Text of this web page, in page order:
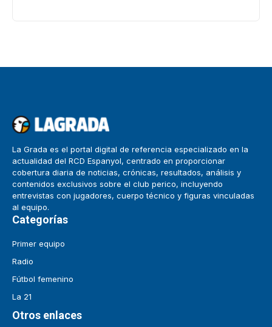
La Grada es el portal digital de referencia especializado en la
actualidad del RCD Espanyol, centrado en proporcionar
cobertura diaria de noticias, crónicas, resultados, análisis y
contenidos exclusivos sobre el club perico, incluyendo
entrevistas con jugadores, cuerpo técnico y figuras vinculadas
al equipo.
Categorías
Primer equipo
Radio
Fútbol femenino
La 21
Otros enlaces